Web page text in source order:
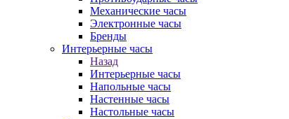
Механические часы
Электронные часы
Бренды
Интерьерные часы
Назад
Интерьерные часы
Напольные часы
Настенные часы
Настольные часы